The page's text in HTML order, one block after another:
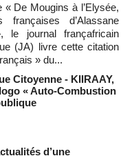
ont été
Sao Tomé-et-Principe à
de la simulation d'une
au Moyen-Orient,
« De Mougins à l’Elysée,
françaises d’Alassane
le journal françafricain
(JA) livre cette citation
» du...
Citoyenne - KIIRAAY,
« Auto-Combustion
d’une